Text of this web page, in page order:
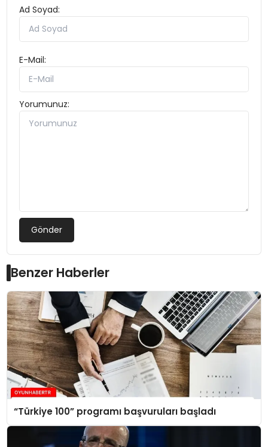
Ad Soyad:
E-Mail:
Yorumunuz:
Gönder
Benzer Haberler
“Türkiye 100” programı başvuruları başladı